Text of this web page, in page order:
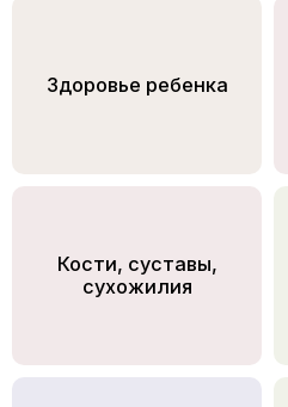
Здоровье ребенка
Кости, суставы,
сухожилия